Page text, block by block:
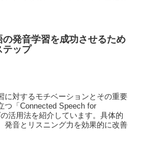
の発音学習を成功させるため
テップ
に対するモチベーションとその重要
つ「Connected Speech for
活用法を紹介しています。具体的
発音とリスニング力を効果的に改善